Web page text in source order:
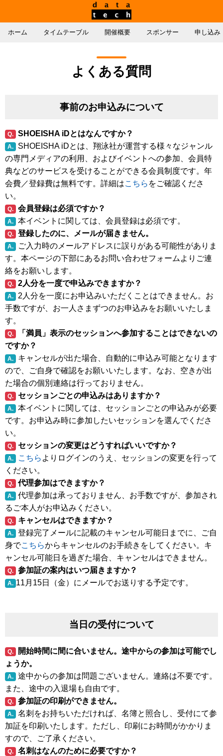
ホーム タイムテーブル 開催概要 スポンサー 申し込み
よくある質問
事前のお申込みについて
Q. SHOEISHA iDとはなんですか？
A. SHOEISHA iDとは、翔泳社が運営する様々なジャンル
の専門メディアの利用、およびイベントへの参加、会員特
典などのサービスを受けることができる会員制度です。年
会費／登録費は無料です。詳細はこちら をご確認くださ
い。
Q. 会員登録は必須ですか？
A. 本イベントに関しては、会員登録は必須です。
Q. 登録したのに、メールが届きません。
A. ご入力時のメールアドレスに誤りがある可能性がありま
す。本ページの下部にあるお問い合わせフォームよりご連
絡をお願いします。
Q. 2人分を一度で申込みできますか？
A. 2人分を一度にお申込みいただくことはできません。お
手数ですが、お一人さまずつのお申込みをお願いいたしま
す。
Q. 「満員」表示のセッションへ参加することはできないの
ですか？
A. キャンセルが出た場合、自動的に申込み可能となります
ので、ご自身で確認をお願いいたします。なお、空きが出
た場合の個別連絡は行っておりません。
Q. セッションごとの申込みはありますか？
A. 本イベントに関しては、セッションごとの申込みが必要
です。お申込み時に参加したいセッションを選んでくださ
い。
Q. セッションの変更はどうすればいいですか？
A. こちら よりログインのうえ、セッションの変更を行って
ください。
Q. 代理参加はできますか？
A. 代理参加は承っておりません、お手数ですが、参加され
るご本人がお申込みください。
Q. キャンセルはできますか？
A. 登録完了メールに記載のキャンセル可能日までに、ご自
身でこちらからキャンセルのお手続きをしてください。キ
ャンセル可能日を過ぎた場合、キャンセルはできません。
Q. 参加証の案内はいつ届きますか？
A. 11月15日（金）にメールでお送りする予定です。
当日の受付について
Q.
開始時間に間に合いません。途中からの参加は可能でし
ょうか。
A. 途中からの参加は問題ございません。連絡は不要です。
また、途中の入退場も自由です。
Q. 参加証の印刷ができません。
A. 名刺をお持ちいただければ、名簿と照合し、受付にて参
加証を印刷いたします。ただし、印刷にお時間がかかりま
すので、ご了承ください。
Q. 名刺はなんのために必要ですか？